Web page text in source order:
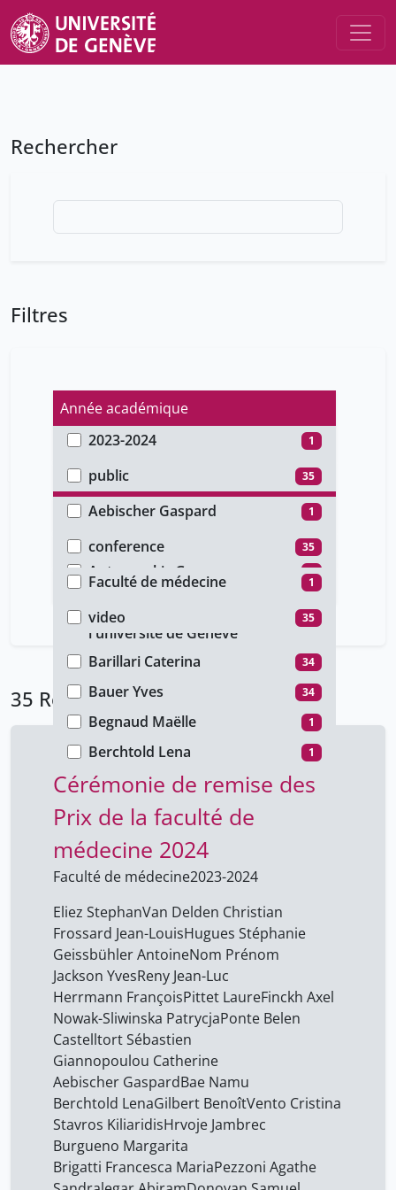
Rechercher
Filtres
Année académique
2023-2024
1
2020-2021 34
Type d'accès
public
35
Auteur
Aebischer Gaspard
1
Alogogioannis Nicolas 1
Antonorakis Gregory 1
Bagnoud Gérard 34
Barillari Caterina 34
Bauer Yves 34
Begnaud Maëlle 1
Berchtold Lena 1
Beretta Francesco 34
Bianchi Alessandra
Blumer Eliane
Brigatti Francesca Maria
Buerli Stefan
Burgi Pierre-Yves 34
Burgueno Margarita
Castelltort Sébastien 1
Clivaz Claire
Coman Schmid Diana
Crespo Quesada Micaela
Currit Estelle 1
Denes Balazs
Di Cola Valeria 34
Type de document
conference
35
Faculté
Faculté de médecine
1
Les autres productions de
l'université de Genève
34
Type de média
video
35
35 Résultats
Cérémonie de remise des
Prix de la faculté de
médecine 2024
Faculté de médecine2023-2024
Eliez StephanVan Delden Christian
Frossard Jean-LouisHugues Stéphanie
Geissbühler AntoineNom Prénom
Jackson YvesReny Jean-Luc
Herrmann FrançoisPittet LaureFinckh Axel
Nowak-Sliwinska PatrycjaPonte Belen
Castelltort Sébastien
Giannopoulou Catherine
Aebischer GaspardBae Namu
Berchtold LenaGilbert BenoîtVento Cristina
Stavros KiliaridisHrvoje Jambrec
Burgueno Margarita
Brigatti Francesca MariaPezzoni Agathe